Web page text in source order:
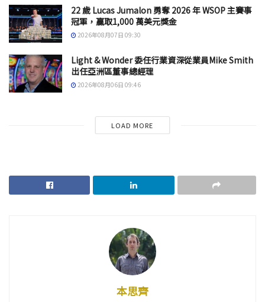
22 歲 Lucas Jumalon 勇奪 2026 年 WSOP 主賽事
冠軍，贏取1,000 萬美元獎金
2026年08月07日 09:30
Light & Wonder 委任行業資深從業員Mike Smith
出任亞洲區董事總經理
2026年08月06日 09:46
LOAD MORE
本思齊